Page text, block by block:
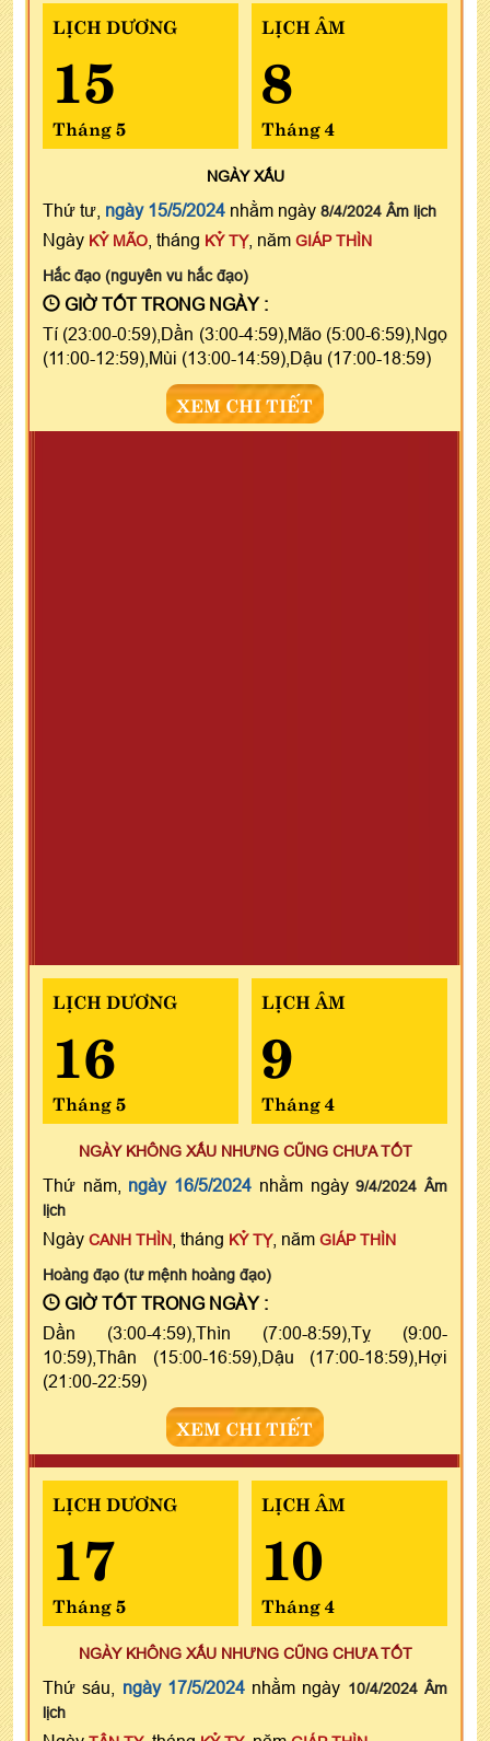
LỊCH DƯƠNG
15
Tháng 5
LỊCH ÂM
8
Tháng 4
NGÀYXẤU
Thứ tư, ngày 15/5/2024 nhằm ngày 8/4/2024 Âm lịch
Ngày KỶ MÃO , tháng KỶ TỴ, năm GIÁP THÌN
Hắc đạo (nguyên vu hắc đạo)
GIỜ TỐT TRONG NGÀY :
Tí (23:00-0:59),Dần (3:00-4:59),Mão (5:00-6:59),Ngọ
(11:00-12:59),Mùi (13:00-14:59),Dậu (17:00-18:59)
XEM CHI TIẾT
LỊCH DƯƠNG
16
Tháng 5
LỊCH ÂM
9
Tháng 4
NGÀY KHÔNG XẤU NHƯNG CŨNG CHƯA TỐT
Thứ năm, ngày 16/5/2024 nhằm ngày9/4/2024 Âm
lịch
Ngày CANH THÌN , tháng KỶ TỴ, năm GIÁP THÌN
Hoàng đạo (tư mệnh hoàng đạo)
GIỜ TỐT TRONG NGÀY :
Dần (3:00-4:59),Thìn (7:00-8:59),Tỵ (9:00-
10:59),Thân (15:00-16:59),Dậu (17:00-18:59),Hợi
(21:00-22:59)
XEM CHI TIẾT
LỊCH DƯƠNG
17
Tháng 5
LỊCH ÂM
10
Tháng 4
NGÀY KHÔNG XẤU NHƯNG CŨNG CHƯA TỐT
Thứ sáu, ngày 17/5/2024nhằm ngày 10/4/2024 Âm
lịch